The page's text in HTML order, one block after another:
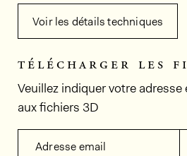
Voir les détails techniques
télécharger les
Veuillez indiquer votre
aux fichiers 3D
Adresse email